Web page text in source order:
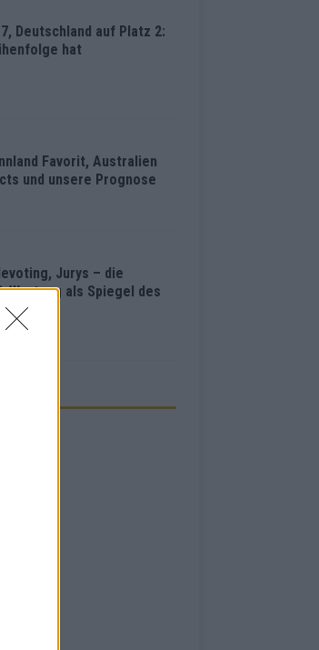
Deutschland auf Platz 2:
hat
Favorit, Australien
und unsere Prognose
Jurys – die
Wertung als Spiegel des